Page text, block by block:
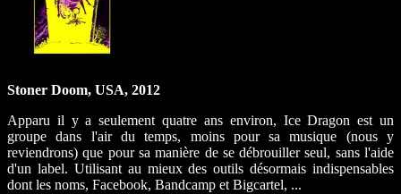
Stoner Doom, USA, 2012
Apparu il y a seulement quatre ans environ, Ice Dragon est un
groupe dans l'air du temps, moins pour sa musique (nous y
reviendrons) que pour sa manière de se débrouiller seul, sans l'aide
d'un label. Utilisant au mieux des outils désormais indispensables
dont les noms, Facebook, Bandcamp et Bigcartel, ...